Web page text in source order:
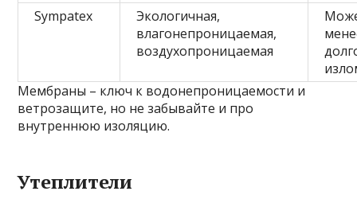
Sympatex
Экологичная,
влагонепроницаемая,
воздухопроницаемая
Мембраны – ключ к водонепроницаемости и
ветрозащите, но не забывайте и про
внутреннюю изоляцию.
Утеплители